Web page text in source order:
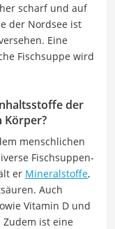
scharf und auf
der Nordsee ist
Eine
Fischsuppe wird
der
Körper?
menschlichen
Fischsuppen-
er Mineralstoffe,
Auch
Vitamin D und
Zudem ist eine